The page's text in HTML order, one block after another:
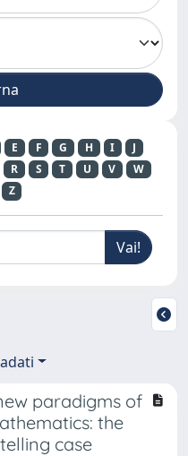
E F G H I
J
R S T U V
W
Z
paradigms of
the
case